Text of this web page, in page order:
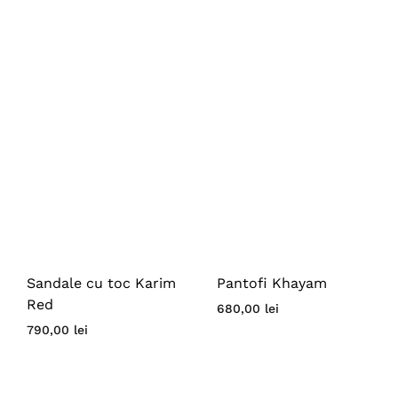
Sandale cu toc Karim
Red
790,00 lei
Pantofi Khayam
680,00 lei